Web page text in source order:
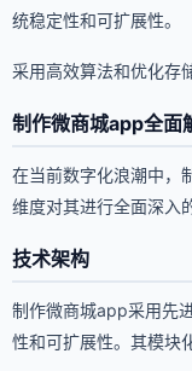
统稳定性和可扩展性。
采用高效算法和优化存
制作微商城app全面
在当前数字化浪潮中，
维度对其进行全面深入
技术架构
制作微商城app采用先
性和可扩展性。其模块